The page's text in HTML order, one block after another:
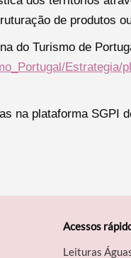
de produtos
do Turismo de
Estrategia/
na plataforma SGPI
Acessos
Leituras